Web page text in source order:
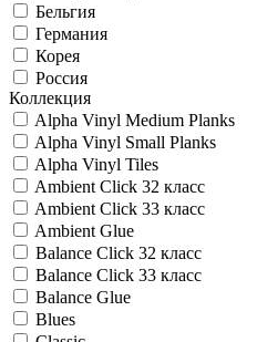
Бельгия
Германия
Корея
Россия
Коллекция
Alpha Vinyl Medium Planks
Alpha Vinyl Small Planks
Alpha Vinyl Tiles
Ambient Click 32 класс
Ambient Click 33 класс
Ambient Glue
Balance Click 32 класс
Balance Click 33 класс
Balance Glue
Blues